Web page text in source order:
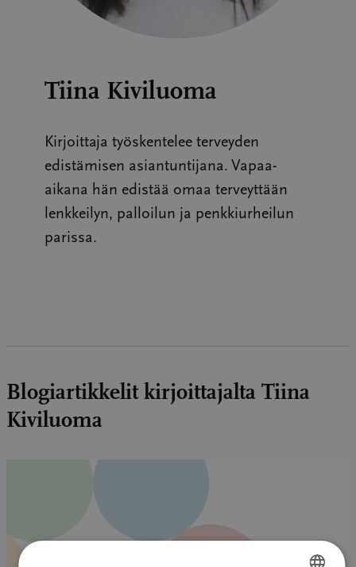
Tiina Kiviluoma
Kirjoittaja työskentelee terveyden
edistämisen asiantuntijana. Vapaa-
aikana hän edistää omaa terveyttään
lenkkeilyn, palloilun ja penkkiurheilun
parissa.
Blogiartikkelit kirjoittajalta Tiina
Kiviluoma